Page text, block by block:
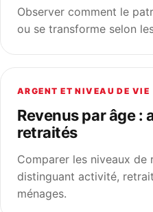
Observer comment le
ou se transforme selon
ARGENT ET NIVEAU DE VIE
Revenus par âge :
retraités
Comparer les niveaux de
distinguant activité,
ménages.